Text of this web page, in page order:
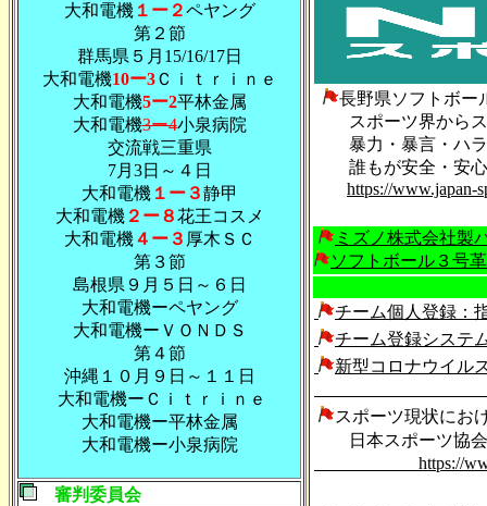
大和電機１ー２ペヤング
第２節
群馬県５月15/16/17日
大和電機10ー3Ｃｉｔｒｉｎｅ
大和電機5ー2平林金属
大和電機3ー4小泉病院
交流戦三重県
7月3日～４日
大和電機１ー３静甲
大和電機２ー８花王コ スメ
大和電機４ー３ 厚木ＳＣ
第３節
島根県９月５日～６日
大和電機ーペヤング
大和電機ーＶＯＮＤＳ
第４節
沖縄１０月９日～１１日
大和電機ーＣｉｔｒｉｎｅ
大和電機ー平林金属
大和電機ー小泉病院
審判委員会
長野県ソフトボー
スポーツ界からス
暴力・暴言・ハラ
誰もが安全・安
https://www.japan-
ミズノ株式会社製
ソフトボール３号
チーム個人登録：
チーム登録システ
新型コロナウイル
スポーツ現状にお
日本スポーツ協会
https://